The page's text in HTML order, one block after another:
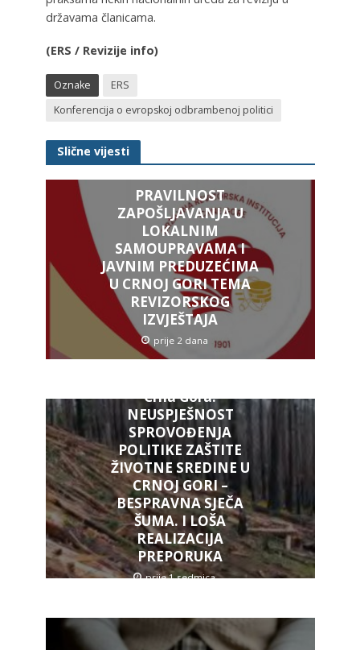
državama članicama.
(ERS / Revizije info)
Oznake
ERS
Konferencija o evropskoj odbrambenoj politici
Slične vijesti
PRAVILNOST
ZAPOŠLJAVANJA U
LOKALNIM
SAMOUPRAVAMA I
JAVNIM PREDUZEĆIMA
U CRNOJ GORI TEMA
REVIZORSKOG
IZVJEŠTAJA
prije 2 dana
Crna Gora:
NEUSPJEŠNOST
SPROVOĐENJA
POLITIKE ZAŠTITE
ŽIVOTNE SREDINE U
CRNOJ GORI –
BESPRAVNA SJEČA
ŠUMA. I LOŠA
REALIZACIJA
PREPORUKA
prije 1 sedmica